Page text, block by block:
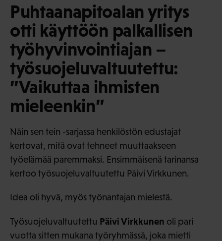
Puhtaanapitoalan yritys
otti käyttöön palkallisen
työhyvinvointiajan –
työsuojeluvaltuutettu:
”Vaikuttaa ihmisten
mieleenkin”
Näin sen tein -sarjassa henkilöstön edustajat
kertovat, mitä ovat tehneet muuttaakseen
työelämää paremmaksi. Ensimmäisenä tarinansa
kertoo työsuojeluvaltuutettu Päivi Virkkunen.
Idea oli hyvä, myös työnantajan mielestä.
Työsuojeluvaltuutettu Päivi Virkkunen oli pari
vuotta sitten mukana työryhmässä, joka mietti